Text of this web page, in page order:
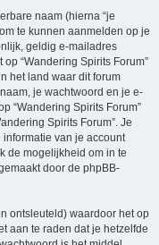
naam (hierna “je
te kunnen aanmelden op je
geldig e-mailadres
“Wandering Spirits Forum”
het land waar dit forum
je wachtwoord en je e-
“Wandering Spirits Forum”
Spirits Forum”. Je
van je account
de mogelijkheid om in te
door de phpBB-
ontsleuteld) waardoor het op
aan te raden dat je hetzelfde